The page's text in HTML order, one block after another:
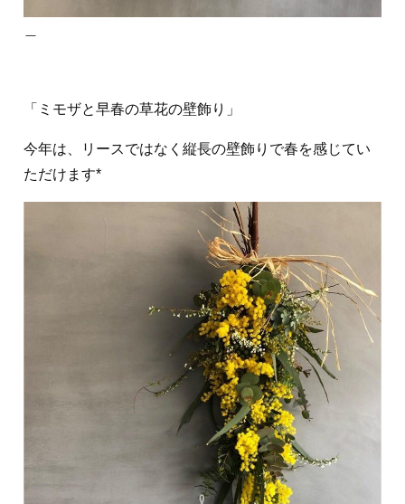
「ミモザと早春の草花の壁飾り」
今年は、リースではなく縦長の壁飾りで春を感じてい
ただけます*